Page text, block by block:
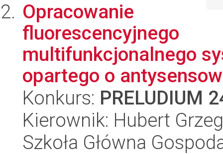
Opracowanie
fluorescencyjnego
multifunkcjonalnego
opartego o
Konkurs: PRELUDIUM
Kierownik: Hubert
Szkoła Główna